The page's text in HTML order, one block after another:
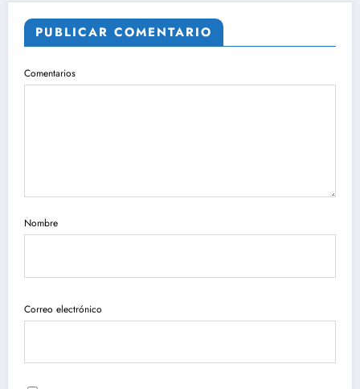
PUBLICAR COMENTARIO
Comentarios
Nombre
Correo electrónico